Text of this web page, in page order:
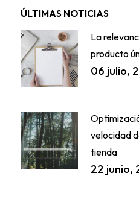
ÚLTIMAS NOTICIAS
La
producto
06 julio,
velocidad
tienda
22 junio,